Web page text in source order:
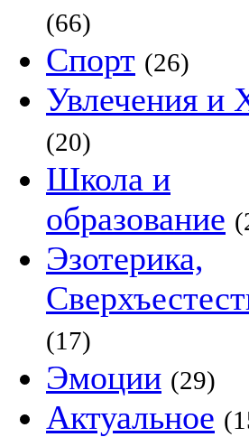
(66)
Спорт (26)
Увлечения и
(20)
Школа и
образование
Эзотерика,
(17)
Эмоции (29)
Актуальное